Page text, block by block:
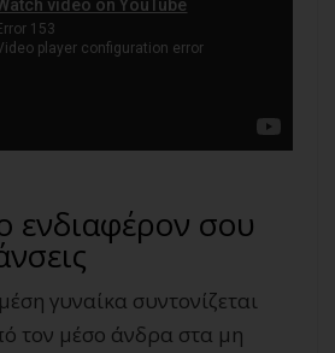
ενδιαφέρον σου
γυναίκα συντονίζεται
τον μέσο άνδρα στα μη